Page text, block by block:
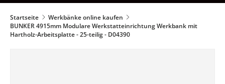
Startseite
Werkbänke online kaufen
BUNKER 4915mm Modulare Werkstatteinrichtung Werkbank mit
Hartholz-Arbeitsplatte - 25-teilig - D04390